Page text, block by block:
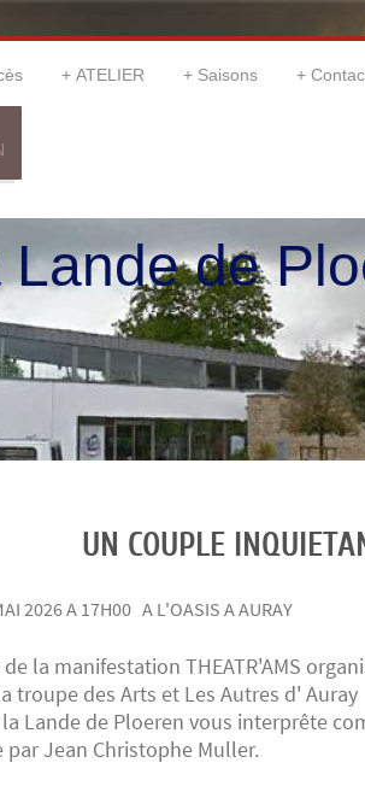
ATELIER Saisons
de
UN COUPLE
2026 A 17H00 A L'OASIS A AURAY
la manifestation THEATR'AMS
troupe des Arts et Les Autres d' Auray
Lande de Ploeren vous interprête
par Jean Christophe Muller.